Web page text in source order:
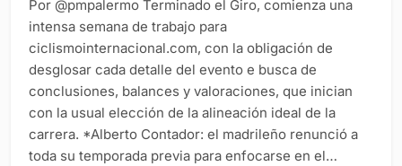
Por @pmpalermo Terminado el Giro, comienza una
intensa semana de trabajo para
ciclismointernacional.com, con la obligación de
desglosar cada detalle del evento e busca de
conclusiones, balances y valoraciones, que inician
con la usual elección de la alineación ideal de la
carrera. *Alberto Contador: el madrileño renunció a
toda su temporada previa para enfocarse en el…